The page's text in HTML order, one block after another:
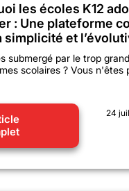
les écoles K12
: Une plateforme
simplicité et
submergé par le trop
scolaires ? Vous n'êtes
24